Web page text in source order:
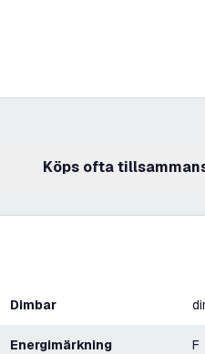
Köps ofta
Dimbar
Energimärkning F